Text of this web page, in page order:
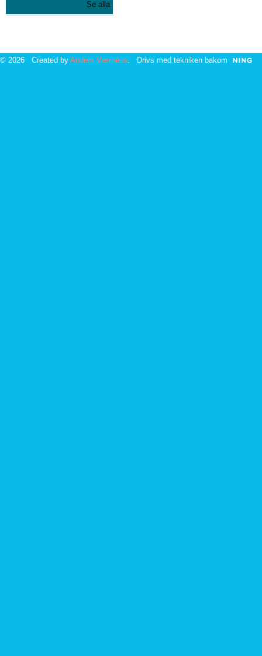
Se alla
© 2026 Created by Anders Værnéus . Drivs med tekniken bakom